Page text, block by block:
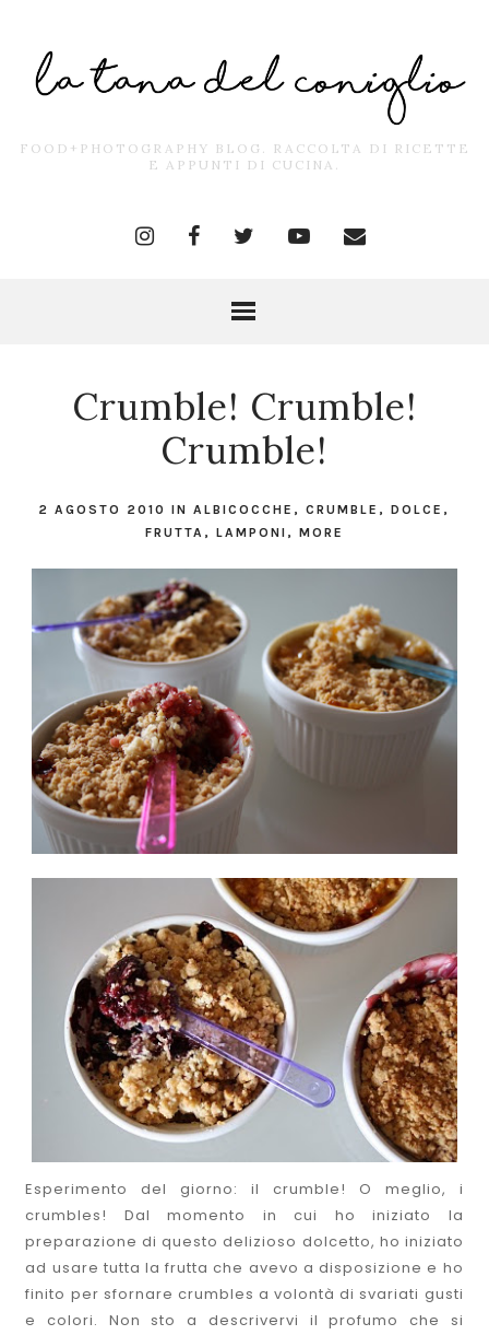
FOOD+PHOTOGRAPHY BLOG. RACCOLTA DI RICETTE
E APPUNTI DI CUCINA.
Crumble! Crumble!
Crumble!
2 AGOSTO 2010INALBICOCCHE ,CRUMBLE ,DOLCE ,
FRUTTA , LAMPONI , MORE
Esperimento del giorno: il crumble! O meglio, i
crumbles! Dal momento in cui ho iniziato la
preparazione di questo delizioso dolcetto, ho iniziato
ad usare tutta la frutta che avevo a disposizione e ho
finito per sfornare crumbles a volontà di svariati gusti
e colori. Non sto a descrivervi il profumo che si